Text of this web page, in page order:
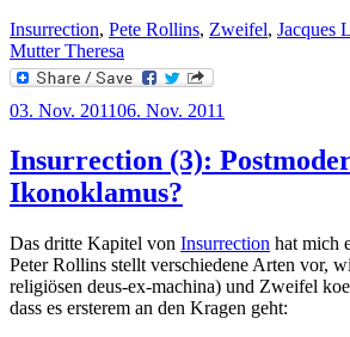
Insurrection, Pete Rollins, Zweifel, Jacques
Mutter Theresa
Veröffentlicht
03. Nov. 201106. Nov. 2011
Insurrection (3):
Ikonoklamus?
Das dritte Kapitel von Insurrection hat mich
Peter Rollins stellt verschiedene Arten vor,
religiösen deus-ex-machina) und Zweifel
dass es ersterem an den Kragen geht: